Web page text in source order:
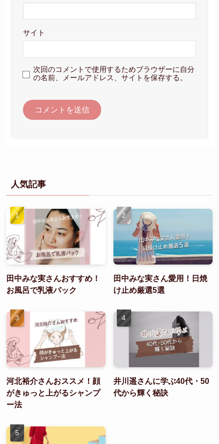
サイト
次回のコメントで使用するためブラウザーに自分
の名前、メールアドレス、サイトを保存する。
人気記事
田中みな実さんおすすめ！
お風呂で乳液パック
田中みな実さん愛用！日焼
け止め厳選5選
河北裕介さんおススメ！顔
がきゅっと上がるシャンプ
ー法
井川遥さんに学ぶ40代・50
代から輝く秘訣